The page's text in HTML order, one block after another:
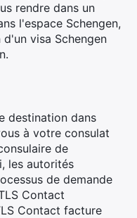
rendre dans un
l'espace Schengen,
visa Schengen
destination dans
à votre consulat
de
les autorités
de demande
Contact
Contact facture